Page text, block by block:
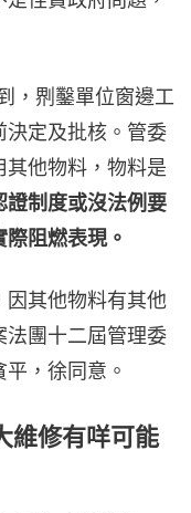
，𠝹鑿單位窗邊工
決定及批核。管委
他物料，物料是
證制度或沒法例要
阻燃表現。
因其他物料有其他
法團十二屆管理委
，徐同意。
修有咩可能